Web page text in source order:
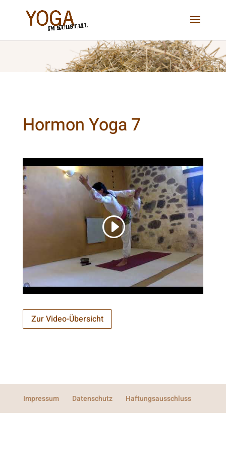
Hormon Yoga 7
Zur Video-Übersicht
Impressum Datenschutz Haftungsausschluss